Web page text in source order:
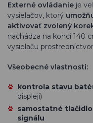
Externé ovládanie je
vysielačov, ktorý
aktivovať zvolený
nachádza na konci 140
vysielaču
Všeobecné vlastnosti:
kontrola stavu
displeji)
samostatné
signálu